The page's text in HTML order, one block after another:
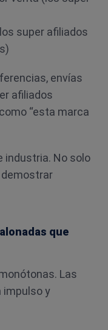
super afiliados
envías
afiliados
“esta marca
industria. No solo
que
Las
impulso y